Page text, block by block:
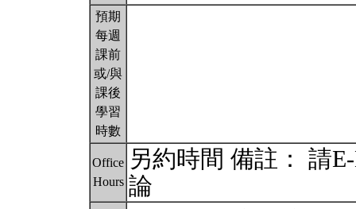
預期
每週
課前
或/與
課後
學習
時數
Office
Hours
另約時間 備註： 請
論